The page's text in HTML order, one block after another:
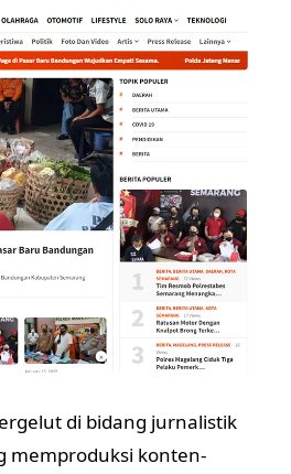
di bidang jurnalistik
memproduksi konten-